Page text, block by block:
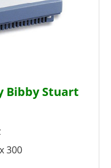
Bibby Stuart
300